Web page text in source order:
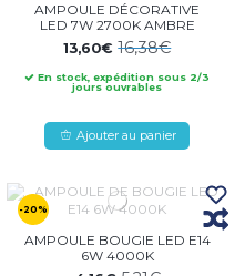
AMPOULE DÉCORATIVE
LED 7W 2700K AMBRE
13,60€16,38€
En stock, expédition sous 2/3
jours ouvrables
Ajouter au panier
-20%
AMPOULE BOUGIE LED E14
6W 4000K